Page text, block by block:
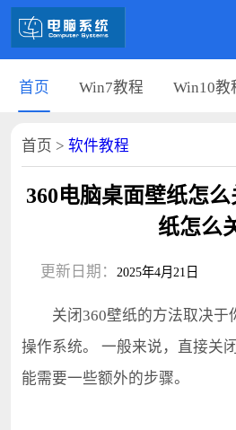
首页 Win7教程 Win10教
首页 > 软件教程
360电脑桌面壁纸怎
纸怎么
更新日期： 2025年4月21日
关闭360壁纸的方法取决于
操作系统。 一般来说，直接关
能需要一些额外的步骤。